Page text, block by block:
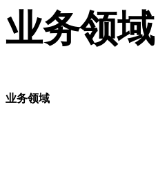
业务领域
业务领域